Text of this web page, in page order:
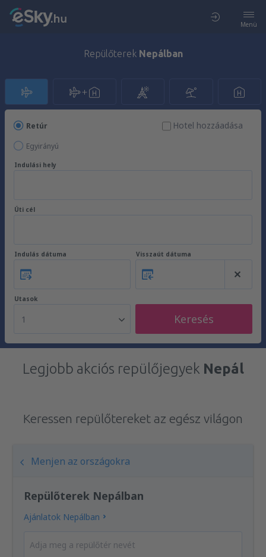
Menü
Repülőterek Nepálban
Retúr
Egyirányú
Hotel hozzáadása
Indulási hely
Úti cél
Indulás dátuma Visszaút dátuma
Utasok
1 Keresés
Legjobb akciós repülőjegyek Nepál
Keressen repülőtereket az egész világon
Menjen az országokra
Repülőterek Nepálban
Ajánlatok Nepálban